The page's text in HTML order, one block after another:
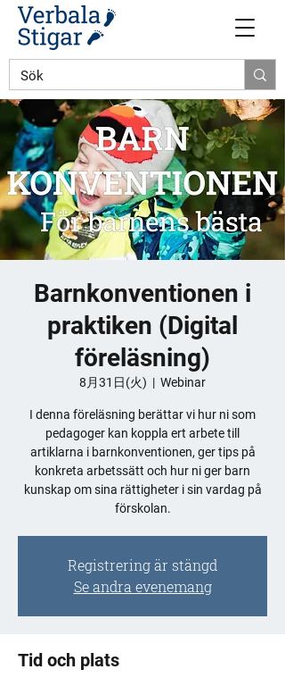
Barnkonventionen i
praktiken (Digital
föreläsning)
8月31日(火)
  |
Webinar
I denna föreläsning berättar vi hur ni som
pedagoger kan koppla ert arbete till
artiklarna i barnkonventionen, ger tips på
konkreta arbetssätt och hur ni ger barn
kunskap om sina rättigheter i sin vardag på
förskolan.
Registrering är stängd
Se andra evenemang
Tid och plats